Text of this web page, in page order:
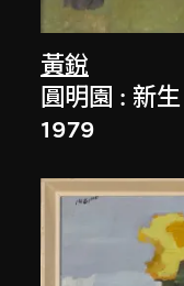
黃銳
圓明園 : 新生
1979